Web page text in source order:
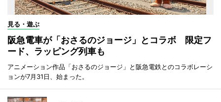
見る・遊ぶ
阪急電車が「おさるのジョージ」とコラボ 限定フ
ード、ラッピング列車も
アニメーション作品「おさるのジョージ」と阪急電鉄とのコラボレーシ
ョンが7月31日、始まった。